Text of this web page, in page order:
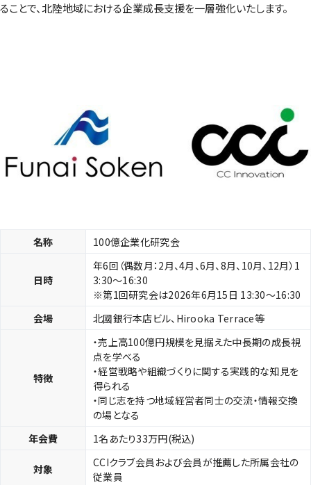
ることで、北陸地域における企業成長支援を一層強化いたします。
名称 100億企業化研究会
日時
年6回（偶数月：2月、4月、6月、8月、10月、12月）1
3:30～16:30
※第1回研究会は2026年6月15日 13:30～16:30
会場
北國銀行本店ビル、Hirooka Terrace等
特徴
・売上高100億円規模を見据えた中長期の成長視
点を学べる
・経営戦略や組織づくりに関する実践的な知見を
得られる
・同じ志を持つ地域経営者同士の交流・情報交換
の場となる
年会費
1名あたり33万円(税込)
対象
CCIクラブ会員および会員が推薦した所属会社の
従業員